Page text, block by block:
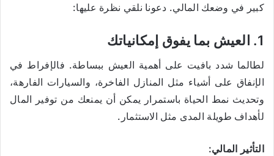
كبير في وضعك المالي. دعونا نلقي نظرة عليها:
1. العيش بما يفوق إمكانياتك
لطالما شدد بافيت على أهمية العيش ببساطة. فالإفراط في
الإنفاق على أشياء مثل المنازل الفاخرة، والسيارات الفارهة،
وتحديث نمط الحياة باستمرار يمكن أن يمنعك من توفير المال
لأهداف طويلة المدى مثل الاستثمار.
التأثير المالي: